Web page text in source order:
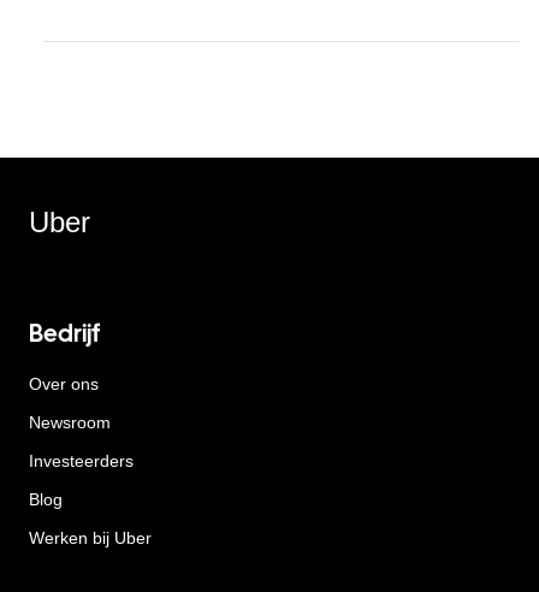
Uber
Bedrijf
Over ons
Newsroom
Investeerders
Blog
Werken bij Uber